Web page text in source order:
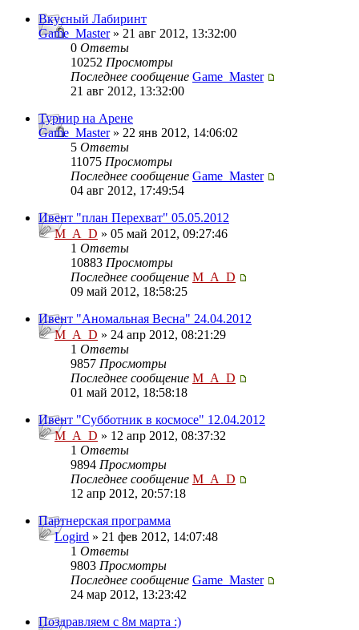
Вкусный Лабиринт
Game_Master» 21 авг 2012, 13:32:00
0 Ответы
10252 Просмотры
Последнее сообщение Game_Master
21 авг 2012, 13:32:00
Турнир на Арене
Game_Master» 22 янв 2012, 14:06:02
5 Ответы
11075 Просмотры
Последнее сообщение Game_Master
04 авг 2012, 17:49:54
Ивент "план Перехват" 05.05.2012
M_A_D » 05 май 2012, 09:27:46
1 Ответы
10883 Просмотры
Последнее сообщение M_A_D
09 май 2012, 18:58:25
Ивент "Аномальная Весна" 24.04.2012
M_A_D » 24 апр 2012, 08:21:29
1 Ответы
9857 Просмотры
Последнее сообщение M_A_D
01 май 2012, 18:58:18
Ивент "Субботник в космосе" 12.04.2012
M_A_D » 12 апр 2012, 08:37:32
1 Ответы
9894 Просмотры
Последнее сообщение M_A_D
12 апр 2012, 20:57:18
Партнерская программа
Logird » 21 фев 2012, 14:07:48
1 Ответы
9803 Просмотры
Последнее сообщение Game_Master
24 мар 2012, 13:23:42
Поздравляем с 8м марта :)